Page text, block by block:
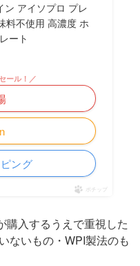
ン アイソプロ プレ
料不使用 高濃度 ホ
ート
ール！／
ング
ポチップ
購入するうえで重視した
ないもの・WPI製法のも